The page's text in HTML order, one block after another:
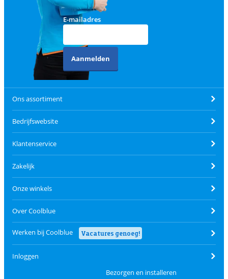
E-mailadres
Aanmelden
Ons assortiment
Bedrijfswebsite
Klantenservice
Zakelijk
Onze winkels
Over Coolblue
Werken bij Coolblue Vacatures genoeg!
Inloggen
Bezorgen en installeren